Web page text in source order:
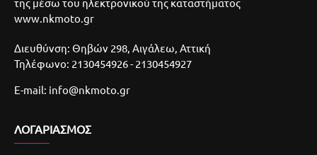
www.nkmoto.gr
Διευθύνση: Θηβών 298, Αιγάλεω, Αττική
Τηλέφωνο: 2130454926 - 2130454927
E-mail: info@nkmoto.gr
ΛΟΓΑΡΙΑΣΜΌΣ